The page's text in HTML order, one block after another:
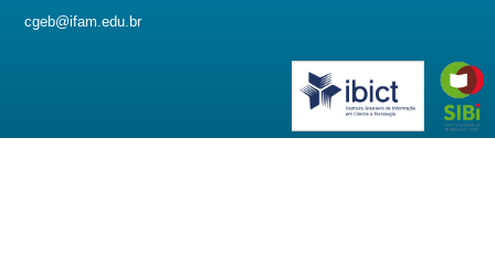
cgeb@ifam.edu.br